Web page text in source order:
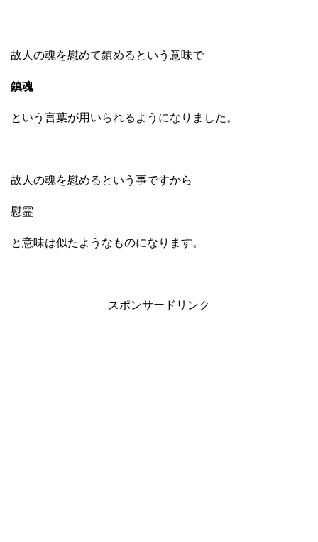
故人の魂を慰めて鎮めるという意味で
鎮魂
という言葉が用いられるようになりました。
故人の魂を慰めるという事ですから
慰霊
と意味は似たようなものになります。
スポンサードリンク